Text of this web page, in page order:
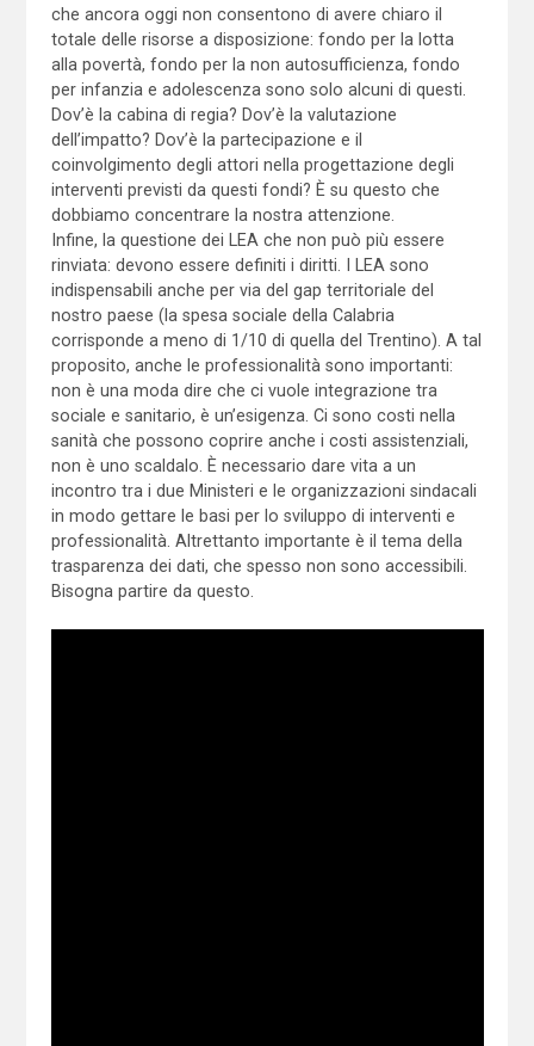
che ancora oggi non consentono di avere chiaro il
totale delle risorse a disposizione: fondo per la lotta
alla povertà, fondo per la non autosufficienza, fondo
per infanzia e adolescenza sono solo alcuni di questi.
Dov’è la cabina di regia? Dov’è la valutazione
dell’impatto? Dov’è la partecipazione e il
coinvolgimento degli attori nella progettazione degli
interventi previsti da questi fondi? È su questo che
dobbiamo concentrare la nostra attenzione.
Infine, la questione dei LEA che non può più essere
rinviata: devono essere definiti i diritti. I LEA sono
indispensabili anche per via del gap territoriale del
nostro paese (la spesa sociale della Calabria
corrisponde a meno di 1/10 di quella del Trentino). A tal
proposito, anche le professionalità sono importanti:
non è una moda dire che ci vuole integrazione tra
sociale e sanitario, è un’esigenza. Ci sono costi nella
sanità che possono coprire anche i costi assistenziali,
non è uno scaldalo. È necessario dare vita a un
incontro tra i due Ministeri e le organizzazioni sindacali
in modo gettare le basi per lo sviluppo di interventi e
professionalità. Altrettanto importante è il tema della
trasparenza dei dati, che spesso non sono accessibili.
Bisogna partire da questo.